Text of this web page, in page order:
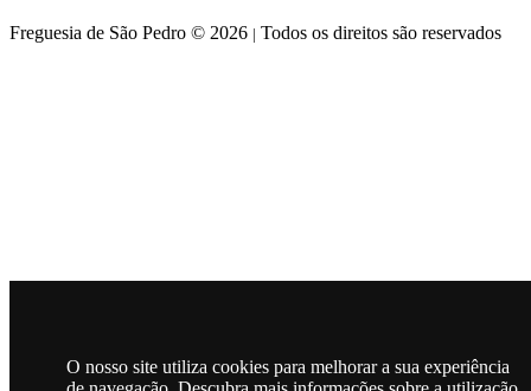
O nosso site utiliza cookies para melhorar a sua experiência
Freguesia de São Pedro © 2026 | Todos os direitos são reservados